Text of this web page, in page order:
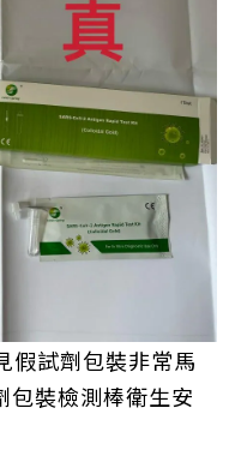
假試劑包裝非常馬
包裝檢測棒衛生安